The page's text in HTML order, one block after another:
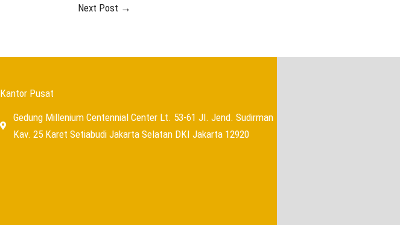
Next Post →
Kantor Pusat
Gedung Millenium Centennial Center Lt. 53-61 Jl. Jend. Sudirman
Kav. 25 Karet Setiabudi Jakarta Selatan DKI Jakarta 12920